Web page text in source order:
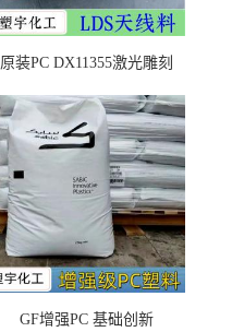
原装PC DX11355激光雕刻
GF增强PC 基础创新